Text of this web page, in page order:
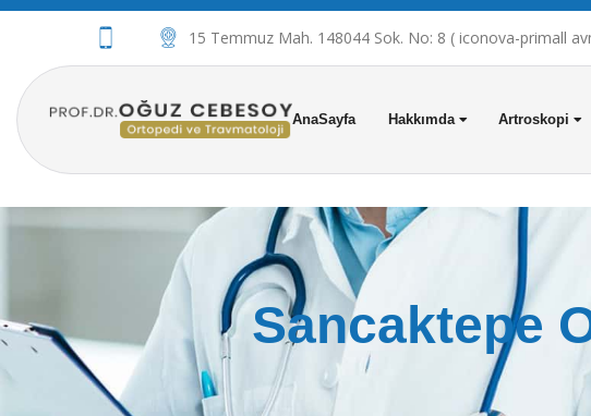
15 Temmuz Mah. 148044 Sok. No: 8 ( iconova-primall
AnaSayfa Hakkımda Artroskopi
Sancaktepe